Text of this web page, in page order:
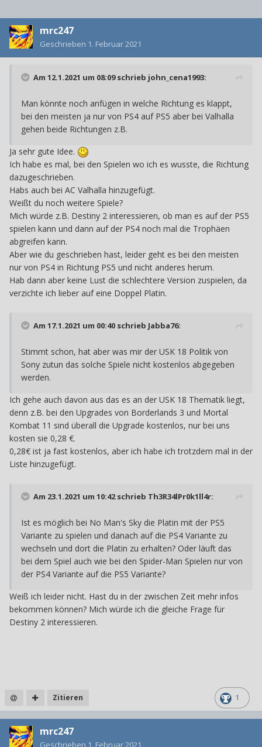
mrc247
Geschrieben 1. Februar 2021
Am 12.1.2021 um 08:09 schrieb john_cena1993:
Man könnte noch anfügen in welche Richtung es klappt,
bei den meisten ja nur von PS4 auf PS5 aber bei Valhalla
gehen beide Richtungen z.B.
Ja sehr gute Idee.
Ich habe es mal, bei den Spielen wo ich es wusste, die Richtung
dazugeschrieben.
Habs auch bei AC Valhalla hinzugefügt.
Weißt du noch weitere Spiele?
Mich würde z.B. Destiny 2 interessieren, ob man es auf der PS5
spielen kann und dann auf der PS4 noch mal die Trophäen
abgreifen kann.
Aber wie du geschrieben hast, leider geht es bei den meisten
nur von PS4 in Richtung PS5 und nicht anderes herum.
Hab dann aber keine Lust die schlechtere Version zuspielen, da
verzichte ich lieber auf eine Doppel Platin.
Am 17.1.2021 um 00:40 schrieb Jabba76:
Stimmt schon, hat aber was mir der USK 18 Politik von
Sony zutun das solche Spiele nicht kostenlos abgegeben
werden.
Ich gehe auch davon aus das es an der USK 18 Thematik liegt,
denn z.B. bei den Upgrades von Borderlands 3 und Mortal
Kombat 11 sind überall die Upgrade kostenlos, nur bei uns
kosten sie 0,28 €.
0,28€ ist ja fast kostenlos, aber ich habe ich trotzdem mal in der
Liste hinzugefügt.
Am 23.1.2021 um 10:42 schrieb Th3R34lPr0k1ll4r:
Ist es möglich bei No Man's Sky die Platin mit der PS5
Variante zu spielen und danach auf die PS4 Variante zu
wechseln und dort die Platin zu erhalten? Oder läuft das
bei dem Spiel auch wie bei den Spider-Man Spielen nur von
der PS4 Variante auf die PS5 Variante?
Weiß ich leider nicht. Hast du in der zwischen Zeit mehr infos
bekommen können? Mich würde ich die gleiche Frage für
Destiny 2 interessieren.
1
Zitieren
mrc247